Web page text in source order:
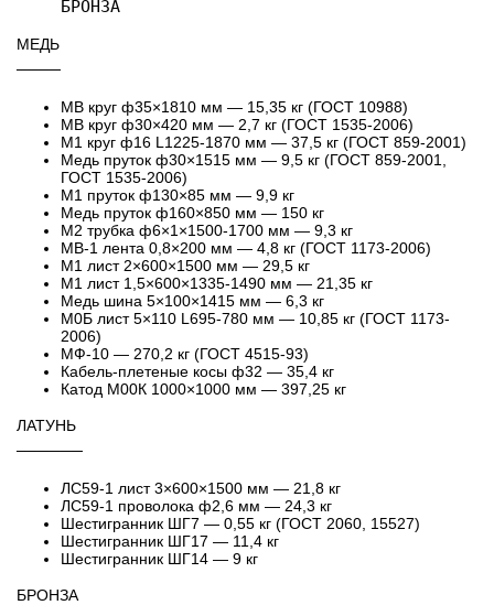
БРОНЗА
МЕДЬ
────
МВ круг ф35×1810 мм — 15,35 кг (ГОСТ 10988)
МВ круг ф30×420 мм — 2,7 кг (ГОСТ 1535-2006)
М1 круг ф16 L1225-1870 мм — 37,5 кг (ГОСТ 859-2001)
Медь пруток ф30×1515 мм — 9,5 кг (ГОСТ 859-2001,
ГОСТ 1535-2006)
М1 пруток ф130×85 мм — 9,9 кг
Медь пруток ф160×850 мм — 150 кг
М2 трубка ф6×1×1500-1700 мм — 9,3 кг
МВ-1 лента 0,8×200 мм — 4,8 кг (ГОСТ 1173-2006)
М1 лист 2×600×1500 мм — 29,5 кг
М1 лист 1,5×600×1335-1490 мм — 21,35 кг
Медь шина 5×100×1415 мм — 6,3 кг
М0Б лист 5×110 L695-780 мм — 10,85 кг (ГОСТ 1173-
2006)
МФ-10 — 270,2 кг (ГОСТ 4515-93)
Кабель-плетеные косы ф32 — 35,4 кг
Катод М00К 1000×1000 мм — 397,25 кг
ЛАТУНЬ
──────
ЛС59-1 лист 3×600×1500 мм — 21,8 кг
ЛС59-1 проволока ф2,6 мм — 24,3 кг
Шестигранник ШГ7 — 0,55 кг (ГОСТ 2060, 15527)
Шестигранник ШГ17 — 11,4 кг
Шестигранник ШГ14 — 9 кг
БРОНЗА